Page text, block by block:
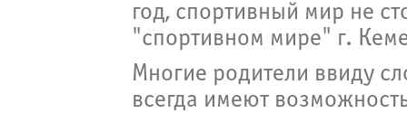
год, спортивный мир не
"спортивном мире" г.
Многие родители ввиду
всегда имеют